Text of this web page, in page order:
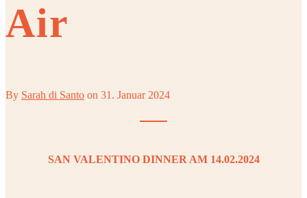
Air
By Sarah di Santo on 31. Januar 2024
SAN VALENTINO DINNER AM 14.02.2024